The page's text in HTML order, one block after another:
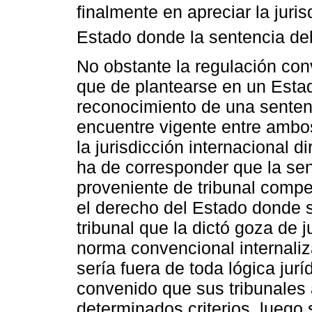
finalmente en apreciar la
Estado donde la sentencia
No obstante la regulación
que de plantearse en un
reconocimiento de una
encuentre vigente entre
la jurisdicción internacional
ha de corresponder que la
proveniente de tribunal
el derecho del Estado donde
tribunal que la dictó goza de
norma convencional
sería fuera de toda lógica
convenido que sus